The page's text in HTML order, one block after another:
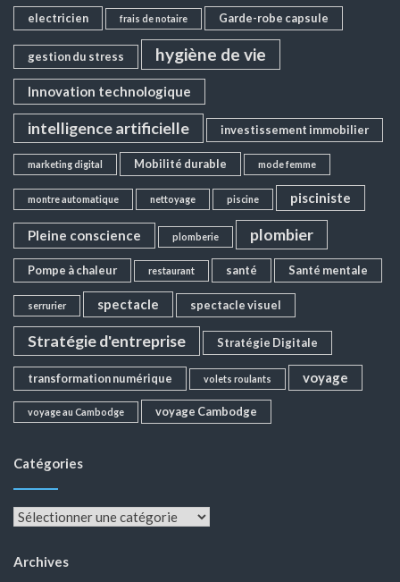
electricien frais de notaire Garde-robe capsule
gestion du stress hygiène de vie
Innovation technologique
intelligence artificielle investissement immobilier
marketing digital Mobilité durable mode femme
montre automatique nettoyage piscine pisciniste
Pleine conscience plomberie plombier
Pompe à chaleur restaurant santé Santé mentale
serrurier spectacle spectacle visuel
Stratégie d'entreprise Stratégie Digitale
transformation numérique volets roulants voyage
voyage au Cambodge voyage Cambodge
Catégories
Catégories
Archives